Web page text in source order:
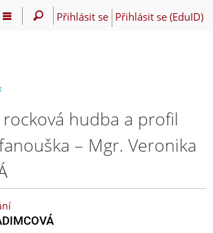
Přihlásit se Přihlásit se (EduID)
hudba a profil
– Mgr. Veronika